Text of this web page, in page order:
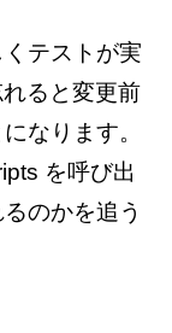
テストが実
れると変更前
なります。
を呼び出
のかを追う